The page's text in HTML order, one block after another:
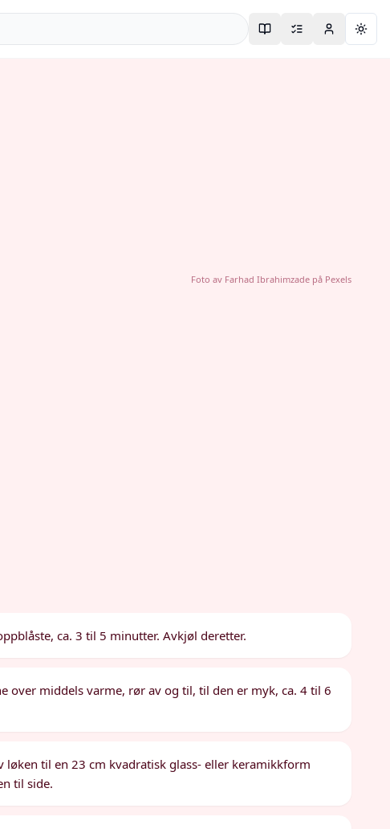
Foto av Farhad Ibrahimzadepå Pexels
ca. 3 til 5 minutter. Avkjøl deretter.
over middels varme, rør av og til, til den er myk, ca. 4 til 6
til en 23 cm kvadratisk glass- eller keramikkform
til side.